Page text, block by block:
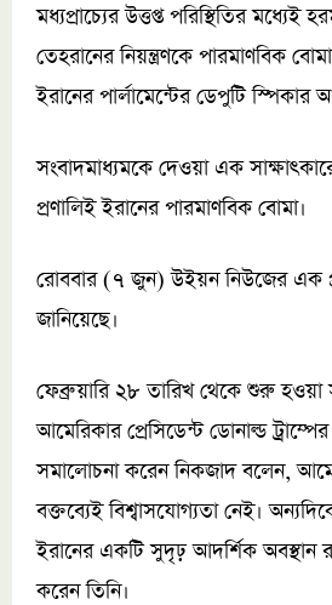
মধ্যপ্রাচ্যের উত্তপ্ত পরিস্থিতির মধ্যেই
তেহরানের নিয়ন্ত্রণকে পারমাণবিক
ইরানের পার্লামেন্টের ডেপুটি স্পিকার
সংবাদমাধ্যমকে দেওয়া এক
প্রণালিই ইরানের পারমাণবিক বোমা।
রোববার (৭ জুন) উইয়ন নিউজের এক
জানিয়েছে।
ফেব্রুয়ারি ২৮ তারিখ থেকে শুরু হওয়া
আমেরিকার প্রেসিডেন্ট ডোনাল্ড ট্রাম্পের
সমালোচনা করেন নিকজাদ বলেন,
বক্তব্যেই বিশ্বাসযোগ্যতা নেই।
ইরানের একটি সুদৃঢ় আদর্শিক অবস্থান
করেন তিনি।